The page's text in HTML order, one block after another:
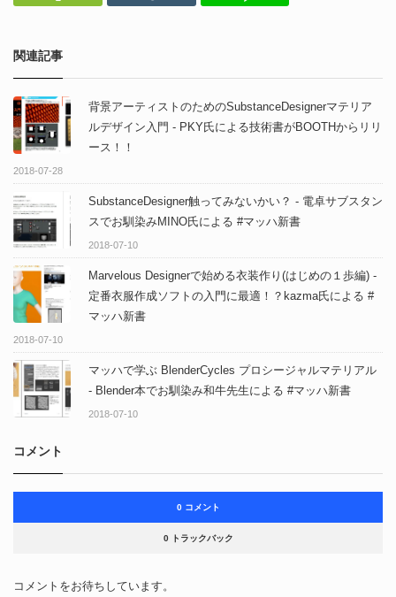
関連記事
背景アーティストのためのSubstanceDesignerマテリア
ルデザイン入門 - PKY氏による技術書がBOOTHからリリ
ース！！
2018-07-28
SubstanceDesigner触ってみないかい？ - 電卓サブスタン
スでお馴染みMINO氏による #マッハ新書
2018-07-10
Marvelous Designerで始める衣装作り(はじめの１歩編) -
定番衣服作成ソフトの入門に最適！？kazma氏による #
マッハ新書
2018-07-10
マッハで学ぶ BlenderCycles プロシージャルマテリアル
- Blender本でお馴染み和牛先生による #マッハ新書
2018-07-10
コメント
0 コメント
0 トラックバック
コメントをお待ちしています。